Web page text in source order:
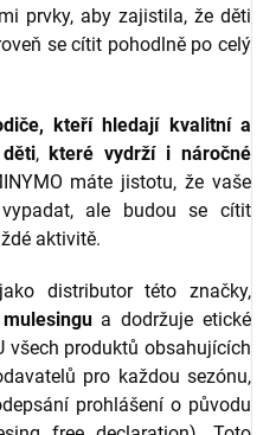
prvky, aby zajistila, že děti
se cítit pohodlně po celý
kteří hledají kvalitní a
,které vydrží i náročné
máte jistotu, že vaše
ale budou se cítit
aktivitě.
distributor této značky,
a dodržuje etické
všech produktů obsahujících
pro každou sezónu,
prohlášení o původu